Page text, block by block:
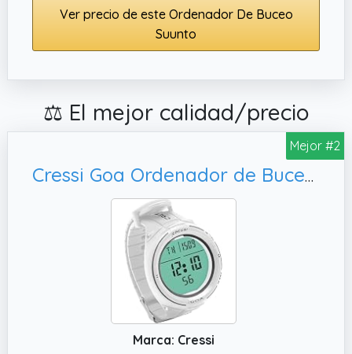
Ver precio de este Ordenador De Buceo
Suunto
⚖️ El mejor calidad/precio
Mejor #2
Cressi Goa Ordenador de Buceo, Única
Marca: Cressi